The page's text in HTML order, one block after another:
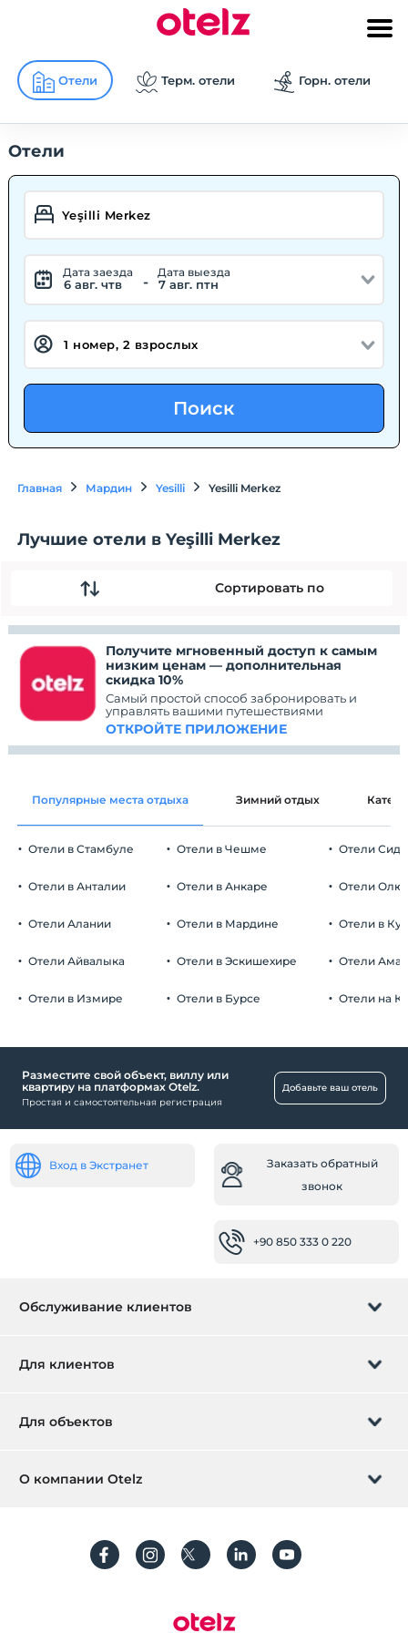
Отели Терм. отели Горн. отели
Отели
Дата заезда
6 авг. чтв -
Дата выезда
7 авг. птн
Поиск
Главная Мардин Yesilli Yesilli Merkez
Лучшие отели в Yeşilli Merkez
Сортировать по
Получите мгновенный доступ к самым
низким ценам — дополнительная
скидка 10%
Самый простой способ забронировать и
управлять вашими путешествиями
ОТКРОЙТЕ ПРИЛОЖЕНИЕ
Популярные места отдыха Зимний отдых
Отели в Стамбуле
Отели в Анталии
Отели Алании
Отели Айвалыка
Отели в Измире
Отели в Чешме
Отели в Анкаре
Отели в Мардине
Отели в Эскишехире
Отели в Бурсе
Отели Сиде
Отели
Отели в
Отели
Отели на
Разместите свой объект, виллу или
квартиру на платформах Otelz.
Простая и самостоятельная регистрация
Добавьте ваш отель
Вход в Экстранет
Заказать обратный
звонок
+90 850 333 0 220
Обслуживание клиентов
Часто задаваемые вопросы
Для клиентов
Подарочная карта
Зарегистрироваться
Для объектов
Добавьте ваш отель
О компании Otelz